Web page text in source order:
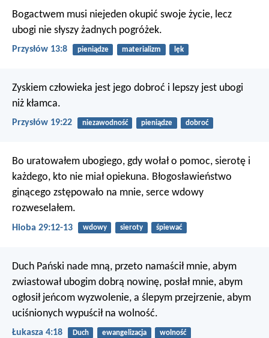
Bogactwem musi niejeden okupić swoje życie, lecz
ubogi nie słyszy żadnych pogróżek.
Przysłów 13:8 pieniądze materializm lęk
Zyskiem człowieka jest jego dobroć i lepszy jest ubogi
niż kłamca.
Przysłów 19:22 niezawodność pieniądze dobroć
Bo uratowałem ubogiego, gdy wołał o pomoc, sierotę i
każdego, kto nie miał opiekuna. Błogosławieństwo
ginącego zstępowało na mnie, serce wdowy
rozweselałem.
Hioba 29:12-13 wdowy sieroty śpiewać
Duch Pański nade mną, przeto namaścił mnie, abym
zwiastował ubogim dobrą nowinę, posłał mnie, abym
ogłosił jeńcom wyzwolenie, a ślepym przejrzenie, abym
uciśnionych wypuścił na wolność.
Łukasza 4:18 Duch ewangelizacja wolność